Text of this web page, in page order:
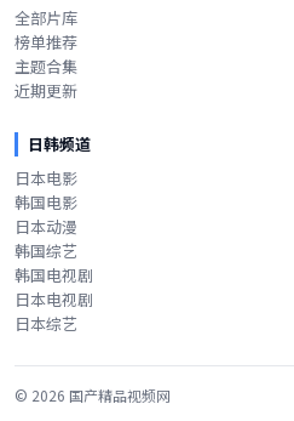
全部片库
榜单推荐
主题合集
近期更新
日韩频道
日本电影
韩国电影
日本动漫
韩国综艺
韩国电视剧
日本电视剧
日本综艺
© 2026 国产精品视频网